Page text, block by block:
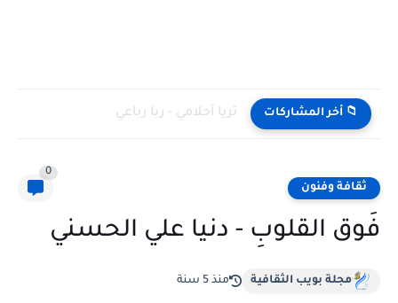
📁 أخر المشاركات ثريا أحلامي - ربا رباعي
ثقافة وفنون
0
فَوق القلوبِ - دنيا علي الحسني
مجلة بويب الثقافية منذ 5 سنة